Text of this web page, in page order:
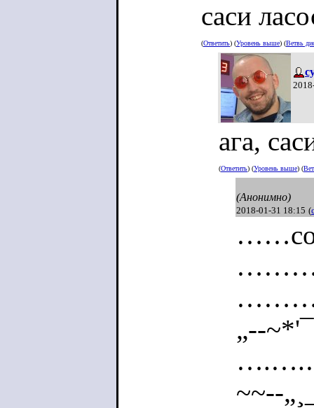
саси
(Ответить) (Уровень выше) (Ветвь
ага,
(Ответить) (Уровень выше) (
(Анонимно)
2018-01-31 18:15 (
„--
~~--